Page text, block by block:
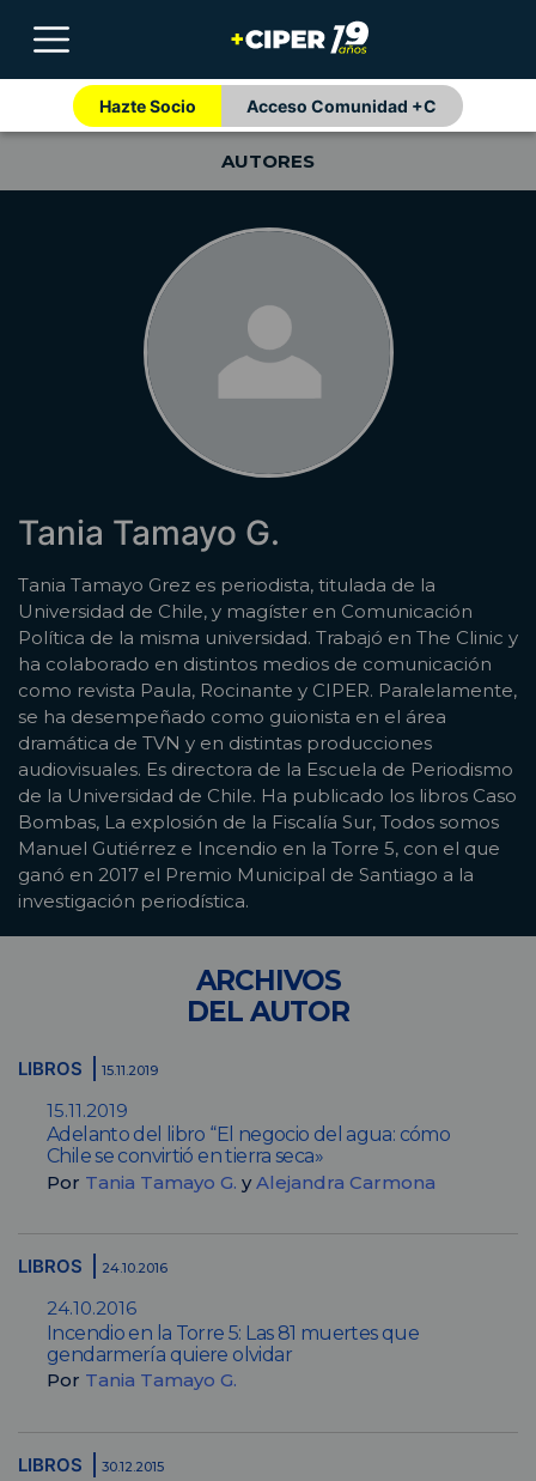
Hazte Socio Acceso Comunidad +C
AUTORES
Tania Tamayo G.
Tania Tamayo Grez es periodista, titulada de la
Universidad de Chile, y magíster en Comunicación
Política de la misma universidad. Trabajó en The Clinic y
ha colaborado en distintos medios de comunicación
como revista Paula, Rocinante y CIPER. Paralelamente,
se ha desempeñado como guionista en el área
dramática de TVN y en distintas producciones
audiovisuales. Es directora de la Escuela de Periodismo
de la Universidad de Chile. Ha publicado los libros Caso
Bombas, La explosión de la Fiscalía Sur, Todos somos
Manuel Gutiérrez e Incendio en la Torre 5, con el que
ganó en 2017 el Premio Municipal de Santiago a la
investigación periodística.
ARCHIVOS
DEL AUTOR
LIBROS 15.11.2019
15.11.2019
Adelanto del libro “El negocio del agua: cómo
Chile se convirtió en tierra seca»
Por Tania Tamayo G. yAlejandra Carmona
LIBROS 24.10.2016
24.10.2016
Incendio en la Torre 5: Las 81 muertes que
gendarmería quiere olvidar
Por Tania Tamayo G.
LIBROS 30.12.2015